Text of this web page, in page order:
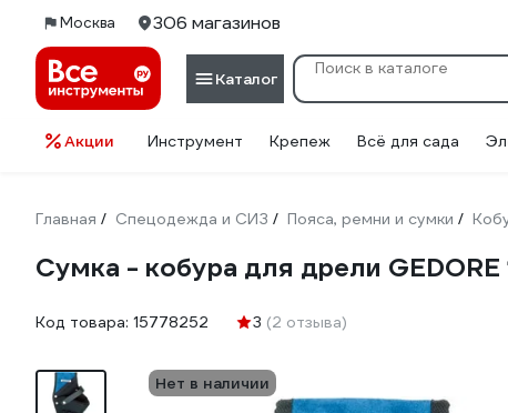
Москва 306 магазинов
Каталог
Акции Инструмент Крепеж Всё для сада
Главная / Спецодежда и СИЗ / Пояса, ремни и сумки /
Сумка - кобура для дрели GEDORE
Код товара: 15778252 3 (2 отзыва)
Нет в наличии